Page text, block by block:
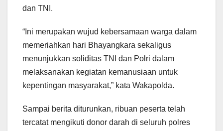
dan TNI.
“Ini merupakan wujud kebersamaan warga dalam
memeriahkan hari Bhayangkara sekaligus
menunjukkan soliditas TNI dan Polri dalam
melaksanakan kegiatan kemanusiaan untuk
kepentingan masyarakat,” kata Wakapolda.
Sampai berita diturunkan, ribuan peserta telah
tercatat mengikuti donor darah di seluruh polres